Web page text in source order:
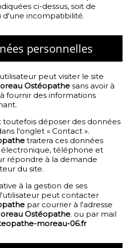
ci-dessus, soit de
incompatibilité.
personnelles
peut visiter le site
Ostéopathe sans avoir à
fournir des informations
déposer des données
l'onglet « Contact ».
traitera ces données
téléphone et
répondre à la demande
du site.
à la gestion de ses
peut contacter
par courrier à l'adresse
Ostéopathe. ou par mail
moreau-06.fr